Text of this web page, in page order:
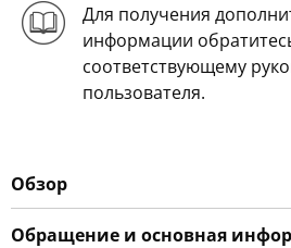
Для получения
информации
соответствующему
пользователя.
Обзор
Обращение и основная